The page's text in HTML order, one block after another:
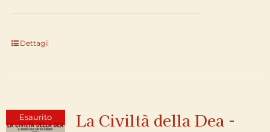
Dettagli
Esaurito
La Civiltà della Dea -